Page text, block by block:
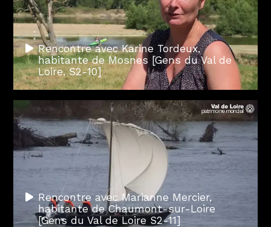
Rencontre avec Karine Tordeux,
habitante de Mosnes [Gens du Val de
Loire, S2-10]
Rencontre avec Marianne Mercier,
habitante de Chaumont-sur-Loire
[Gens du Val de Loire S2-11]